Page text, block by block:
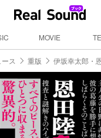
MOVIE
ース 重版 伊坂幸太郎・